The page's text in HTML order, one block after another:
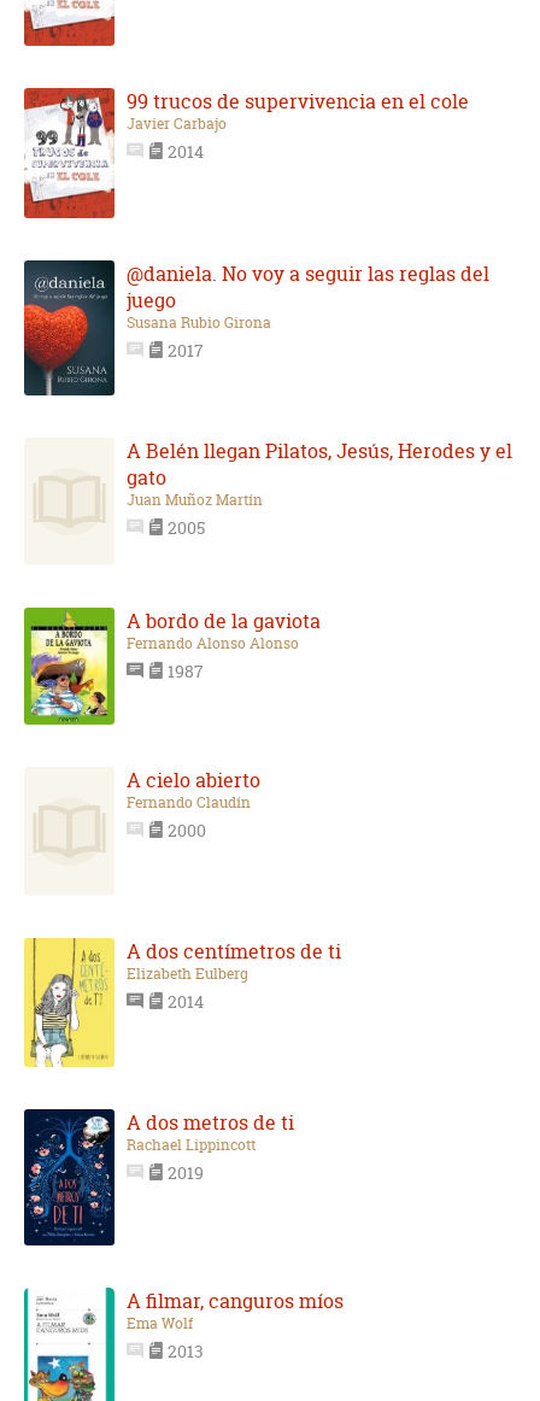
99 trucos de supervivencia en el cole
Javier Carbajo
2014
@daniela. No voy a seguir las reglas del
juego
Susana Rubio Girona
2017
A Belén llegan Pilatos, Jesús, Herodes y el
gato
Juan Muñoz Martín
2005
A bordo de la gaviota
Fernando Alonso Alonso
1987
A cielo abierto
Fernando Claudín
2000
A dos centímetros de ti
Elizabeth Eulberg
2014
A dos metros de ti
Rachael Lippincott
2019
A filmar, canguros míos
Ema Wolf
2013